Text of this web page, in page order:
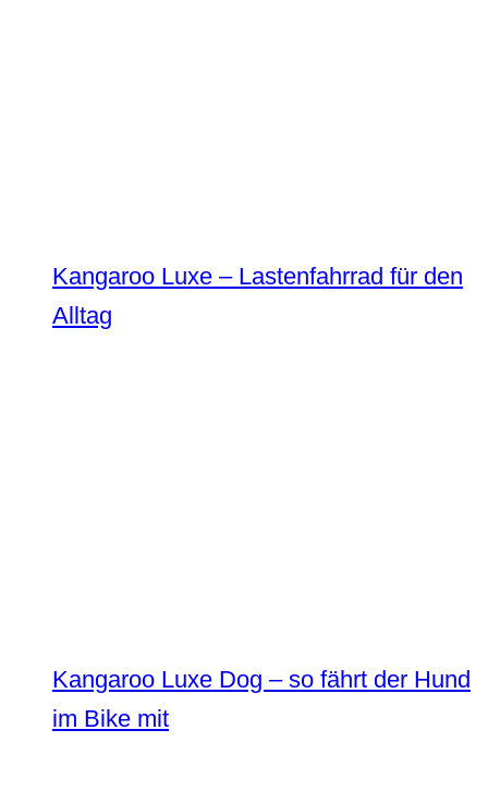
Kangaroo Luxe – Lastenfahrrad für den
Alltag
Kangaroo Luxe Dog – so fährt der Hund
im Bike mit